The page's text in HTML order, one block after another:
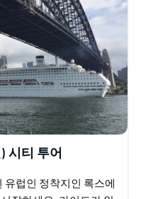
.
시티 투어
럽인 정착지인 록스에